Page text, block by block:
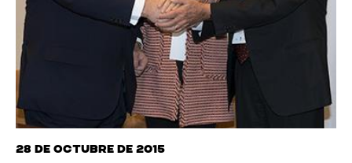
28 de octubre de 2015